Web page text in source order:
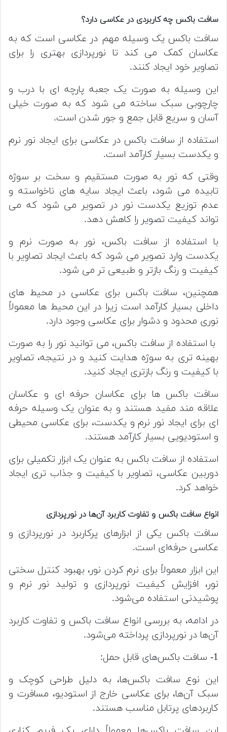
سافت باکس چه کاربردی در عکاسی دارد؟
سافت باکس یک وسیله مهم در عکاسی است که به
عکاسان کمک می کند تا نورپردازی بهتری را برای
تصاویر خود ایجاد کنند.
این وسیله به صورت یک جعبه پارچه ای با درب و
چارچوبی سبک ساخته می شود که به صورت خیلی
آسان و سریع قابل جمع و جور شدن است.
استفاده از سافت باکس در عکاسی برای ایجاد نور نرم
و یکدست بسیار کارآمد است.
وقتی که نور به صورت مستقیم و سخت بر سوژه
تابیده می شود، باعث ایجاد سایه های ناخواسته و
عدم توزیع یکدست نور در تصویر می شود که می
تواند کیفیت تصویر را کاهش دهد.
با استفاده از سافت باکس، نور به صورت نرم و
یکدست وارد تصویر می شود که باعث ایجاد تصاویر با
کیفیت و رنگ بازتر و طبیعی تر می شود.
همچنین، سافت باکس برای عکاسی در محیط های
داخلی بسیار کارآمد است زیرا در این محیط ها معمولاً
نوری محدود و دشوار برای عکاسی وجود دارد.
با استفاده از سافت باکس، می توانید نور را به صورت
بهینه تری به سوژه هدایت کنید و در نتیجه، تصاویر
با کیفیت و رنگ بازتری ایجاد کنید.
سافت باکس ها برای عکاسان حرفه ای و عکاسان
علاقه مند مفید هستند و به عنوان یک وسیله حرفه
ای برای ایجاد نور نرم و یکدست، برای عکاسی محیطی
و استودیویی بسیار کارآمد هستند.
استفاده از سافت باکس به عنوان یک ابزار تکمیلی برای
دوربین عکاسی، تصاویر با کیفیت و جذاب تری ایجاد
خواهد کرد.
انواع سافت باکس و تفاوت کاربرد آن‌ها در نورپردازی
سافت باکس یکی از ابزارهای پرکاربرد در نورپردازی و
عکاسی حرفه‌ای است.
این ابزار معمولاً برای نرم کردن نور، بهبود کنترل سختی
نور، افزایش کیفیت نورپردازی و تولید نور نرم و
پوشیدنی استفاده می‌شود.
در ادامه، به بررسی انواع سافت باکس و تفاوت کاربرد
آن‌ها در نورپردازی پرداخته می‌شود.
1- سافت باکس‌های قابل حمل:
این نوع سافت باکس‌ها، به دلیل طراحی کوچک و
سبک آن‌ها، برای عکاسی خارج از استودیو، مسافرت و
کاربردهای پرتابل مناسب هستند.